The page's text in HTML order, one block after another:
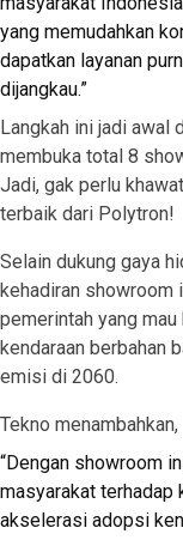
yang memudahkan
dapatkan layanan
dijangkau.”
Langkah ini jadi awal
membuka total 8
Jadi, gak perlu
terbaik dari Polytron!
Selain dukung gaya
kehadiran showroom
pemerintah yang
kendaraan berbahan
emisi di 2060.
Tekno menambahkan,
“Dengan showroom
masyarakat
akselerasi adopsi